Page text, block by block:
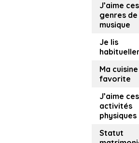
J’aime ces
genres de
musique
Je lis
Ma cuisine
favorite
J’aime ces
activités
physiques
Statut